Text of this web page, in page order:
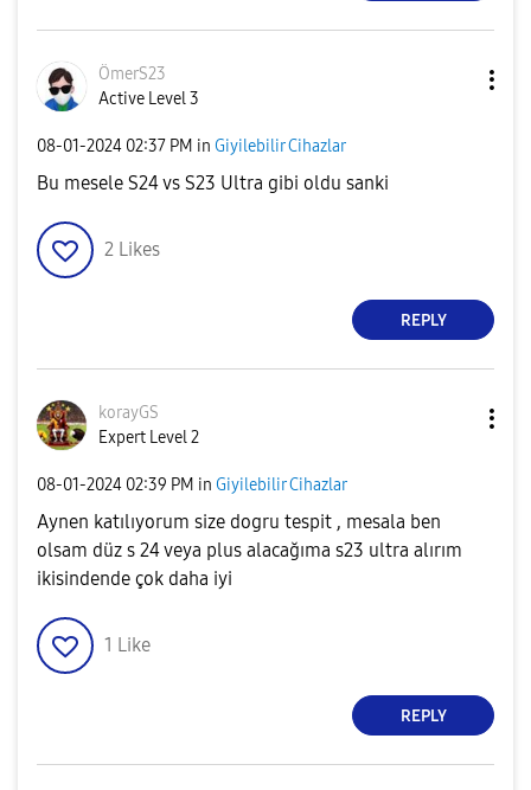
ÖmerS23
Active Level 3
‎08-01-2024 02:37 PM in Giyilebilir Cihazlar
Bu mesele S24 vs S23 Ultra gibi oldu sanki
2 Likes
REPLY
korayGS
Expert Level 2
‎08-01-2024 02:39 PM in Giyilebilir Cihazlar
Aynen katılıyorum size dogru tespit , mesala ben
olsam düz s 24 veya plus alacağıma s23 ultra alırım
ikisindende çok daha iyi
1 Like
REPLY